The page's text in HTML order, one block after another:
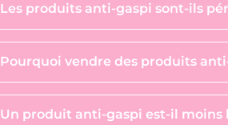
Les produits anti-gaspi sont-ils
Pourquoi vendre des produits
Un produit anti-gaspi est-il moins